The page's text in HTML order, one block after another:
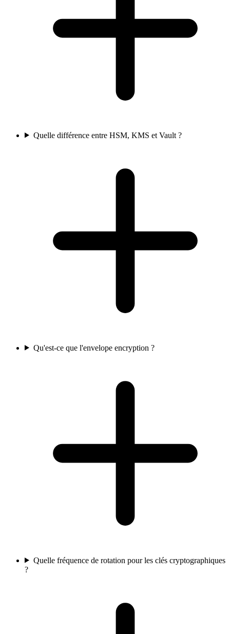
Quelle différence entre HSM, KMS et Vault ?
Qu'est-ce que l'envelope encryption ?
Quelle fréquence de rotation pour les clés cryptographiques
?